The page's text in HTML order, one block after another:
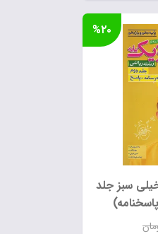
۶۹۰,۰۰۰ تومان
تومان.
سبز جلد
%۲۰